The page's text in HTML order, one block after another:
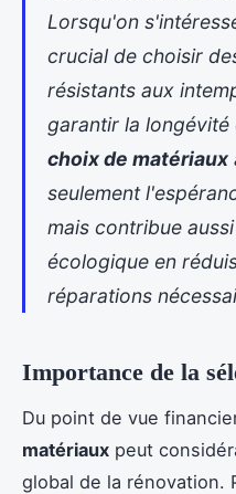
Lorsqu'on
crucial de choisir
résistants aux
garantir la
choix de matériaux
seulement
mais contribue
écologique en
réparations
Importance de la
Du point de vue
matériaux peut
global de la rénovation.